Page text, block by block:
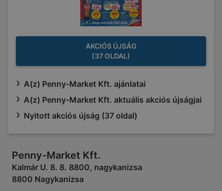
AKCIÓS ÚJSÁG
(37 OLDAL)
A(z) Penny-Market Kft. ajánlatai
A(z) Penny-Market Kft. aktuális akciós újságjai
Nyitott akciós újság (37 oldal)
Penny-Market Kft.
Kalmár U. 8. 8. 8800, nagykanizsa
8800 Nagykanizsa